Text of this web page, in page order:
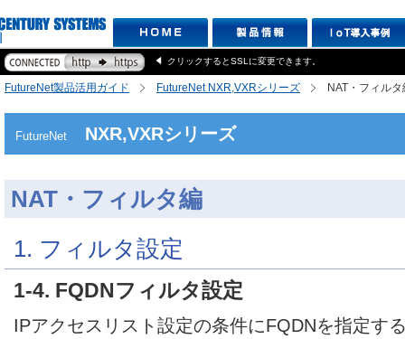
クリックするとSSLに変更できます。
FutureNet製品活用ガイド FutureNet NXR,VXRシリーズ NAT・フィルタ
FutureNet NXR,VXRシリーズ
NAT・フィルタ編
1. フィルタ設定
1-4. FQDNフィルタ設定
IPアクセスリスト設定の条件にFQDNを指定す